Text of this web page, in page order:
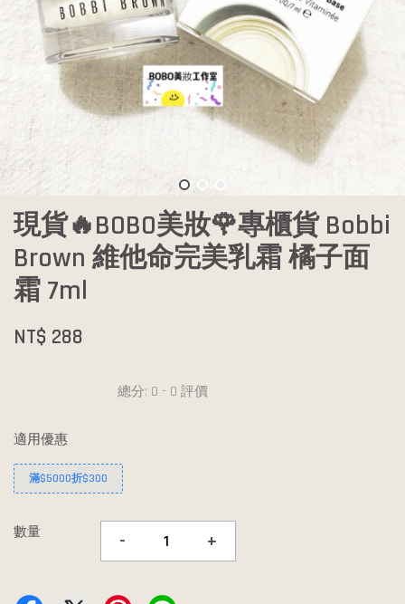
現貨🔥BOBO美妝🌹專櫃貨 Bobbi
Brown 維他命完美乳霜 橘子面
霜 7ml
NT$ 288
總分: 0 - 0 評價
適用優惠
滿$5000折$300
數量 - +